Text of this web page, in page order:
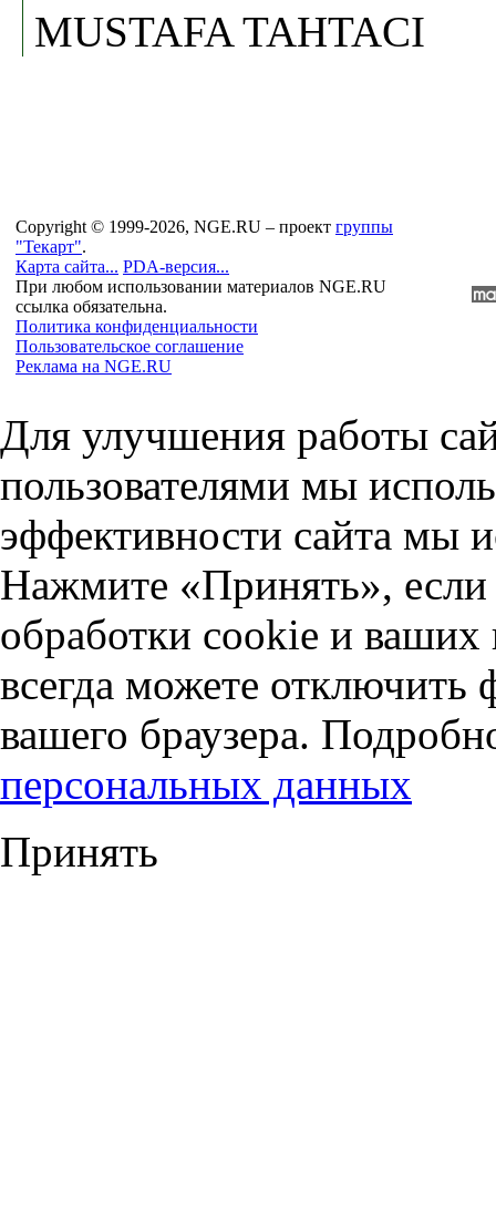
MUSTAFA TAHTACI
Copyright © 1999-2026, NGE.RU – проект группы
"Текарт".
Карта сайта... PDA-версия...
При любом использовании материалов NGE.RU
ссылка обязательна.
Политика конфиденциальности
Пользовательское соглашение
Реклама на NGE.RU
Для улучшения работы
пользователями мы
эффективности сайта мы
Нажмите «Принять», если
обработки cookie и
всегда можете отключить
вашего браузера.
персональных данных
Принять